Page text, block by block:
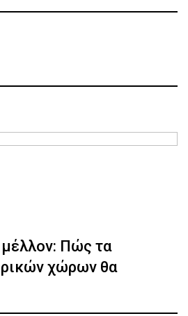
μέλλον: Πώς τα
χώρων θα